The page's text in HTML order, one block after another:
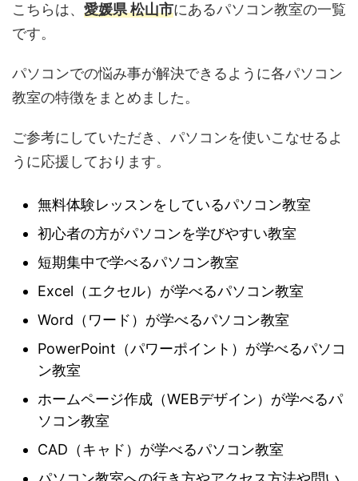
こちらは、 愛媛県 松山市にあるパソコン教室の一覧
です。
パソコンでの悩み事が解決できるように各パソコン
教室の特徴をまとめました。
ご参考にしていただき、パソコンを使いこなせるよ
うに応援しております。
無料体験レッスンをしているパソコン教室
初心者の方がパソコンを学びやすい教室
短期集中で学べるパソコン教室
Excel（エクセル）が学べるパソコン教室
Word（ワード）が学べるパソコン教室
PowerPoint（パワーポイント）が学べるパソコ
ン教室
ホームページ作成（WEBデザイン）が学べるパ
ソコン教室
CAD（キャド）が学べるパソコン教室